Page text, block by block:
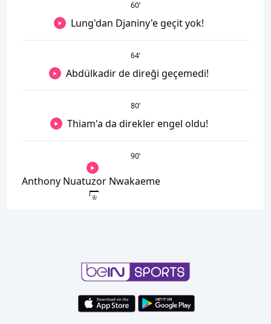
60’
Lung'dan Djaniny'e geçit yok!
64’
Abdülkadir de direği geçemedi!
80’
Thiam'a da direkler engel oldu!
90’
Anthony Nuatuzor Nwakaeme